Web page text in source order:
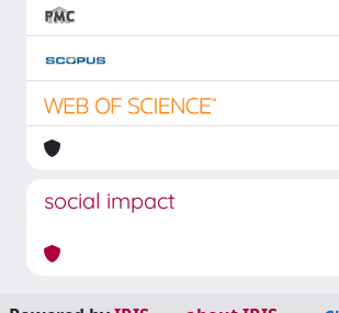
social impact